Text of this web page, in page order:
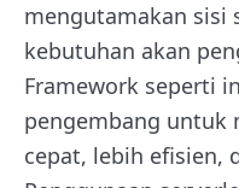
mengutamakan sisi
kebutuhan akan
Framework seperti
pengembang untuk
cepat, lebih efisien,